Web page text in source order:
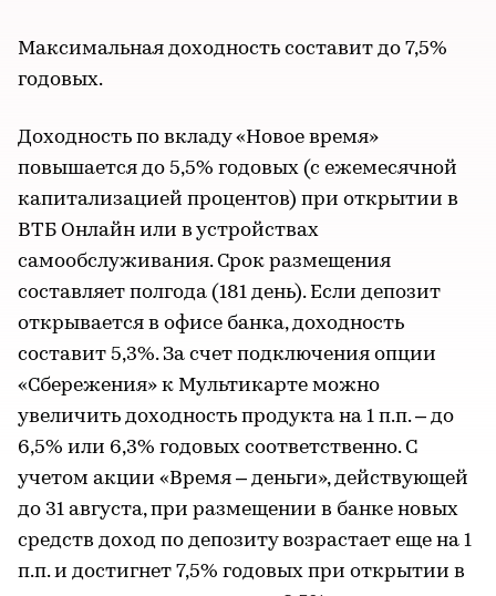
Максимальная доходность составит до 7,5%
годовых.
Доходность по вкладу «Новое время»
повышается до 5,5% годовых (с ежемесячной
капитализацией процентов) при открытии в
ВТБ Онлайн или в устройствах
самообслуживания. Срок размещения
составляет полгода (181 день). Если депозит
открывается в офисе банка, доходность
составит 5,3%. За счет подключения опции
«Сбережения» к Мультикарте можно
увеличить доходность продукта на 1 п.п. – до
6,5% или 6,3% годовых соответственно. С
учетом акции «Время – деньги», действующей
до 31 августа, при размещении в банке новых
средств доход по депозиту возрастает еще на 1
п.п. и достигнет 7,5% годовых при открытии в